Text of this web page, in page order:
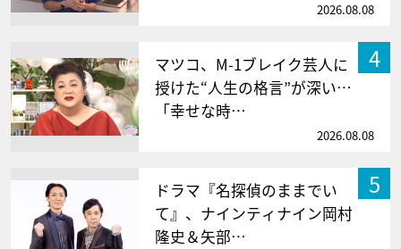
2026.08.08
4
マツコ、M-1ブレイク芸人に
授けた“人生の格言”が深い…
「幸せな時…
2026.08.08
5
ドラマ『名探偵のままでい
て』、ナインティナイン岡村
隆史＆矢部…